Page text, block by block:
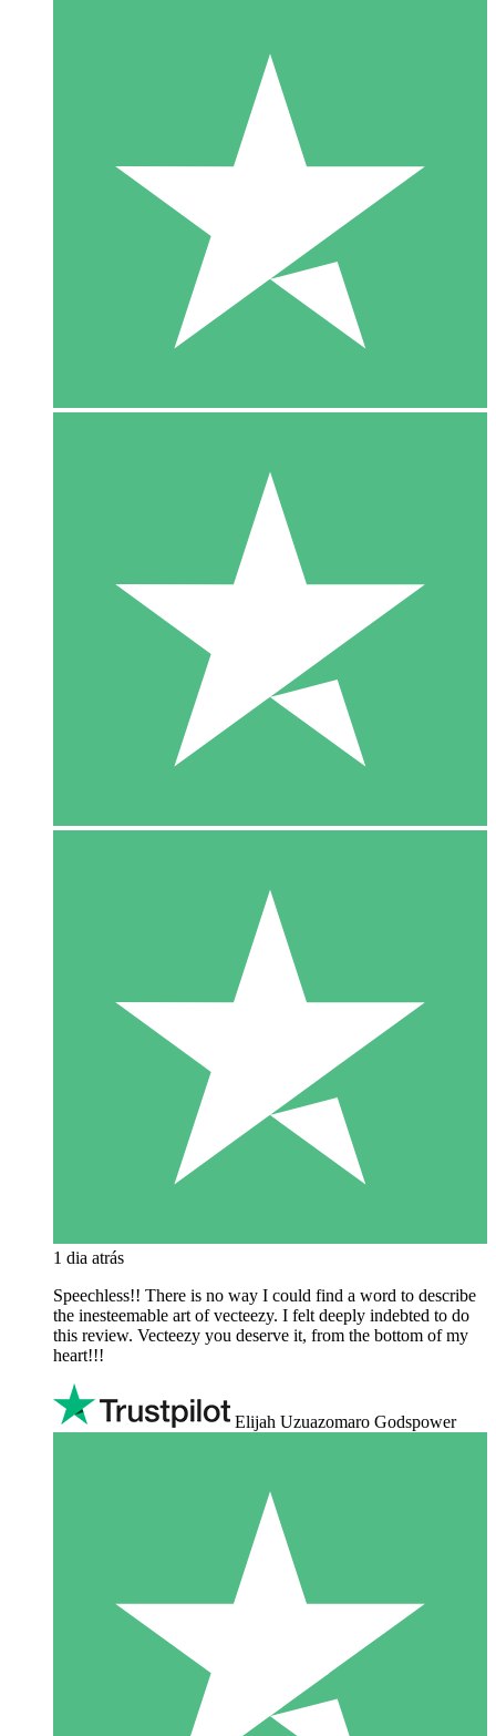
1 dia atrás
Speechless!! There is no way I could find a word to describe
the inesteemable art of vecteezy. I felt deeply indebted to do
this review. Vecteezy you deserve it, from the bottom of my
heart!!!
Elijah Uzuazomaro Godspower